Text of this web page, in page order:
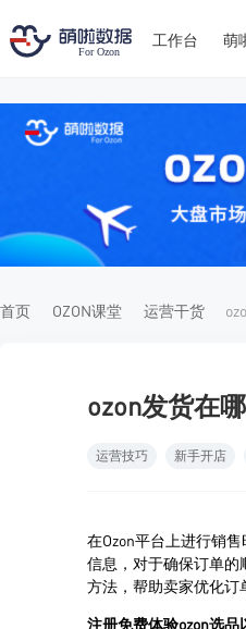
工作台 萌
首页 OZON课堂 运营干货
ozon发货在
运营技巧 新手开店